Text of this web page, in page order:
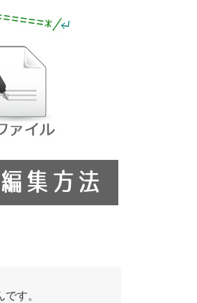
す。